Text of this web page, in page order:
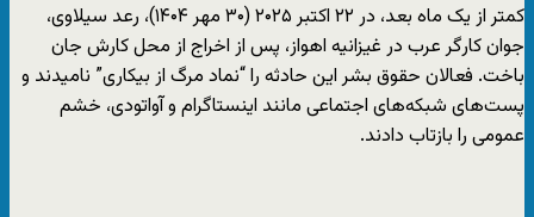
کمتر از یک ماه بعد، در ۲۲ اکتبر ۲۰۲۵ (۳۰ مهر ۱۴۰۴)، رعد سیلاوی،
جوان کارگر عرب در غیزانیه اهواز، پس از اخراج از محل کارش جان
باخت. فعالان حقوق بشر این حادثه را “نماد مرگ از بیکاری” نامیدند و
پست‌های شبکه‌های اجتماعی مانند اینستاگرام و آواتودی، خشم
عمومی را بازتاب دادند.